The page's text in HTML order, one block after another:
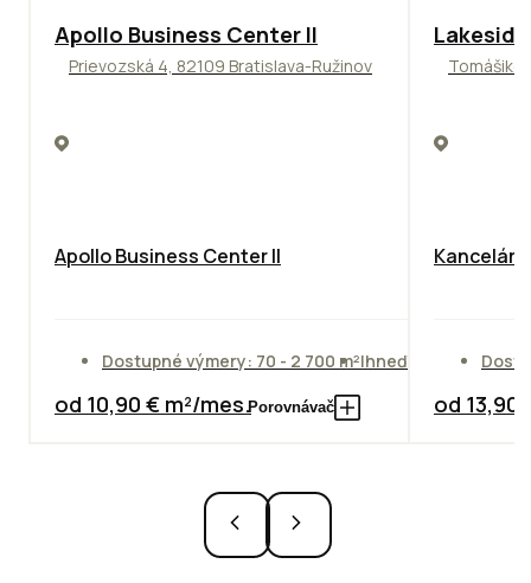
TOP NOVINKA ODPORÚČAME
Apollo Business Center II
Prievozská 4, 82109 Bratislava-Ružinov
Apollo Business Center II
Dostupné výmery: 70 - 2 700 m²Ihneď
od 10,90 € m²/mes.Porovnávač od 13,90